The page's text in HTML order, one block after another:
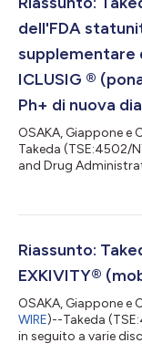
dell'FDA
supplementare
ICLUSIG ®
Ph+ di nuova
OSAKA, Giappone e
Takeda (TSE:4502/
and Drug
leucemia acuta
originale del
Riassunto:
EXKIVITY®
OSAKA, Giappone e
WIRE)--Takeda
in seguito a varie